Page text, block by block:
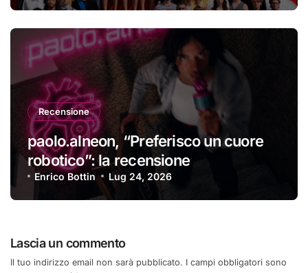
Recensione
paolo.alneon, “Preferisco un cuore
robotico”: la recensione
Enrico Bottin Lug 24, 2026
Lascia un commento
Il tuo indirizzo email non sarà pubblicato. I campi obbligatori sono